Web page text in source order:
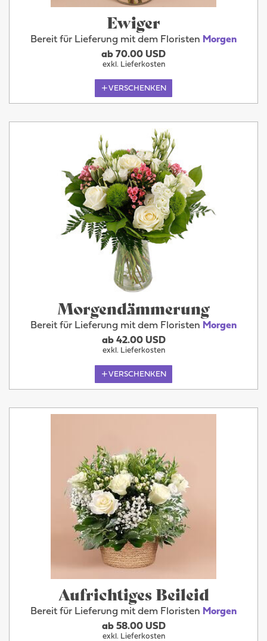
Ewiger
Bereit für Lieferung mit dem Floristen Morgen
ab 70.00 USD
exkl. Lieferkosten
VERSCHENKEN
Morgendämmerung
Bereit für Lieferung mit dem Floristen Morgen
ab 42.00 USD
exkl. Lieferkosten
VERSCHENKEN
Aufrichtiges Beileid
Bereit für Lieferung mit dem Floristen Morgen
ab 58.00 USD
exkl. Lieferkosten